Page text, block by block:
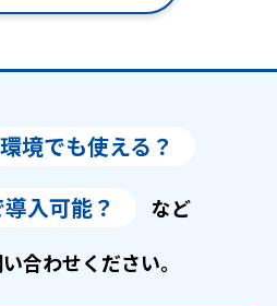
境でも使える？
入可能？
など
合わせください。